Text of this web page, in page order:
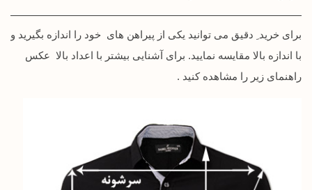
برای خرید ِ دقیق می توانید یکی از پیراهن های خود را اندازه بگیرید و
با اندازه بالا مقایسه نمایید. برای آشنایی بیشتر با اعداد بالا عکس
راهنمای زیر را مشاهده کنید .